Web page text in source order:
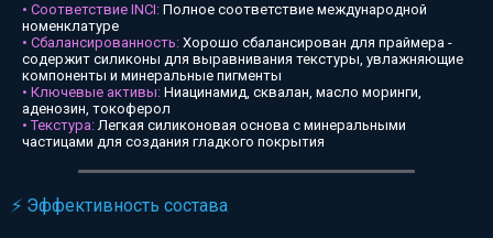
• Соответствие INCI: Полное соответствие международной
номенклатуре
• Сбалансированность: Хорошо сбалансирован для праймера -
содержит силиконы для выравнивания текстуры, увлажняющие
компоненты и минеральные пигменты
• Ключевые активы: Ниацинамид, сквалан, масло моринги,
аденозин, токоферол
• Текстура:Легкая силиконовая основа с минеральными
частицами для создания гладкого покрытия
⚡ Эффективность состава